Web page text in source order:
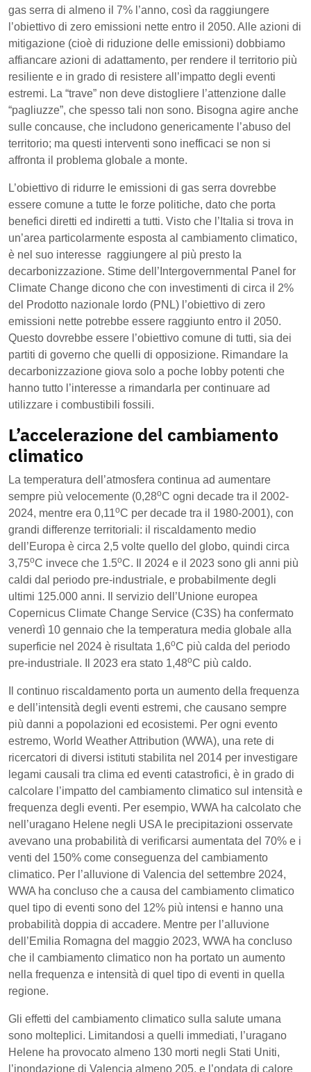
gas serra di almeno il 7% l’anno, così da raggiungere
l’obiettivo di zero emissioni nette entro il 2050. Alle azioni di
mitigazione (cioè di riduzione delle emissioni) dobbiamo
affiancare azioni di adattamento, per rendere il territorio più
resiliente e in grado di resistere all’impatto degli eventi
estremi. La “trave” non deve distogliere l’attenzione dalle
“pagliuzze”, che spesso tali non sono. Bisogna agire anche
sulle concause, che includono genericamente l’abuso del
territorio; ma questi interventi sono inefficaci se non si
affronta il problema globale a monte.
L’obiettivo di ridurre le emissioni di gas serra dovrebbe
essere comune a tutte le forze politiche, dato che porta
benefici diretti ed indiretti a tutti. Visto che l’Italia si trova in
un’area particolarmente esposta al cambiamento climatico,
è nel suo interesse raggiungere al più presto la
decarbonizzazione. Stime dell’Intergovernmental Panel for
Climate Change dicono che con investimenti di circa il 2%
del Prodotto nazionale lordo (PNL) l’obiettivo di zero
emissioni nette potrebbe essere raggiunto entro il 2050.
Questo dovrebbe essere l’obiettivo comune di tutti, sia dei
partiti di governo che quelli di opposizione. Rimandare la
decarbonizzazione giova solo a poche lobby potenti che
hanno tutto l’interesse a rimandarla per continuare ad
utilizzare i combustibili fossili.
L’accelerazione del cambiamento
climatico
La temperatura dell’atmosfera continua ad aumentare
sempre più velocemente (0,28oC ogni decade tra il 2002-
2024, mentre era 0,11oC per decade tra il 1980-2001), con
grandi differenze territoriali: il riscaldamento medio
dell’Europa è circa 2,5 volte quello del globo, quindi circa
3,75oC invece che 1.5oC. Il 2024 e il 2023 sono gli anni più
caldi dal periodo pre-industriale, e probabilmente degli
ultimi 125.000 anni. Il servizio dell’Unione europea
Copernicus Climate Change Service (C3S) ha confermato
venerdì 10 gennaio che la temperatura media globale alla
superficie nel 2024 è risultata 1,6oC più calda del periodo
pre-industriale. Il 2023 era stato 1,48oC più caldo.
Il continuo riscaldamento porta un aumento della frequenza
e dell’intensità degli eventi estremi, che causano sempre
più danni a popolazioni ed ecosistemi. Per ogni evento
estremo, World Weather Attribution (WWA), una rete di
ricercatori di diversi istituti stabilita nel 2014 per investigare
legami causali tra clima ed eventi catastrofici, è in grado di
calcolare l’impatto del cambiamento climatico sul intensità e
frequenza degli eventi. Per esempio, WWA ha calcolato che
nell’uragano Helene negli USA le precipitazioni osservate
avevano una probabilità di verificarsi aumentata del 70% e i
venti del 150% come conseguenza del cambiamento
climatico. Per l’alluvione di Valencia del settembre 2024,
WWA ha concluso che a causa del cambiamento climatico
quel tipo di eventi sono del 12% più intensi e hanno una
probabilità doppia di accadere. Mentre per l’alluvione
dell’Emilia Romagna del maggio 2023, WWA ha concluso
che il cambiamento climatico non ha portato un aumento
nella frequenza e intensità di quel tipo di eventi in quella
regione.
Gli effetti del cambiamento climatico sulla salute umana
sono molteplici. Limitandosi a quelli immediati, l’uragano
Helene ha provocato almeno 130 morti negli Stati Uniti,
l’inondazione di Valencia almeno 205, e l’ondata di calore